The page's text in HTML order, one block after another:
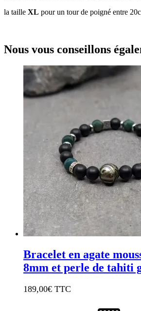
la taille XL pour un tour de poigné entre
Nous vous conseillons
Bracelet en agate
8mm et perle de tahiti
189,00€ TTC